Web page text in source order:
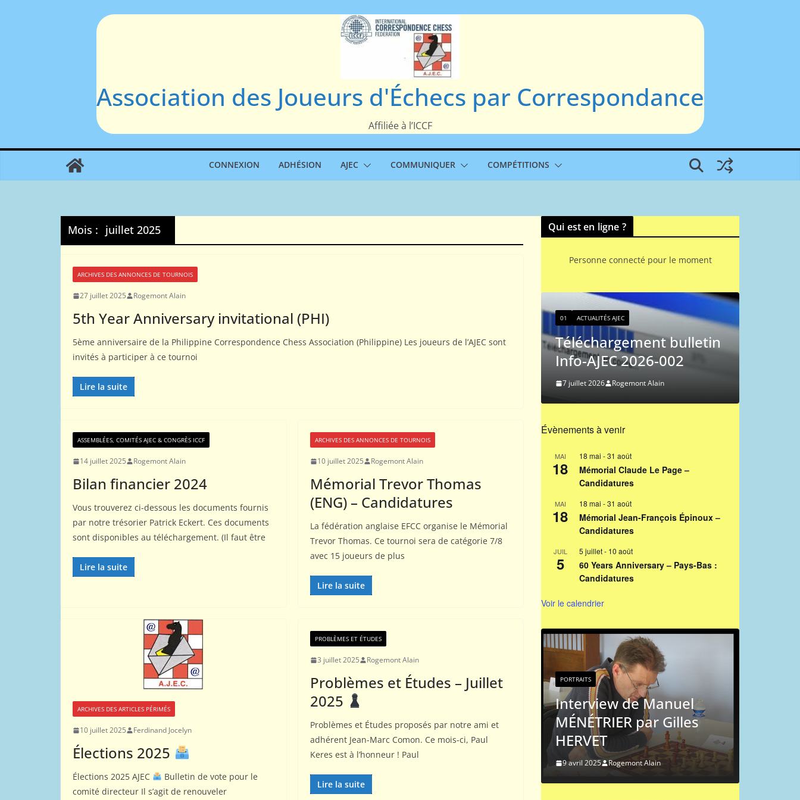
Association des Joueurs d'Échecs par Correspondance
Affiliée à l’ICCF
CONNEXION ADHÉSION AJEC COMMUNIQUER COMPÉTITIONS
Mois : juillet 2025
ARCHIVES DES ANNONCES DE TOURNOIS
27 juillet 2025 Rogemont Alain
5th Year Anniversary invitational (PHI)
5ème anniversaire de la Philippine Correspondence Chess Association (Philippine) Les joueurs de l’AJEC sont
invités à participer à ce tournoi
Lire la suite
ASSEMBLÉES, COMITÉS AJEC & CONGRÈS ICCF
14 juillet 2025 Rogemont Alain
Bilan financier 2024
Vous trouverez ci-dessous les documents fournis
par notre trésorier Patrick Eckert. Ces documents
sont disponibles au téléchargement. (Il faut être
Lire la suite
ARCHIVES DES ANNONCES DE TOURNOIS
10 juillet 2025 Rogemont Alain
Mémorial Trevor Thomas
(ENG) – Candidatures
La fédération anglaise EFCC organise le Mémorial
Trevor Thomas. Ce tournoi sera de catégorie 7/8
avec 15 joueurs de plus
Lire la suite
ARCHIVES DES ARTICLES PÉRIMÉS
10 juillet 2025 Ferdinand Jocelyn
Élections 2025
Élections 2025 AJEC
Bulletin de vote pour le
comité directeur Il s’agit de renouveler
PROBLÈMES ET ÉTUDES
3 juillet 2025 Rogemont Alain
Problèmes et Études – Juillet
2025
Problèmes et Études proposés par notre ami et
adhérent Jean-Marc Comon. Ce mois-ci, Paul
Keres est à l’honneur ! Paul
Lire la suite
Qui est en ligne ?
Personne connecté pour le moment
Comment tester le jeu
01 ACTUALITÉS AJEC
Téléchargement bulletin
Info-AJEC 2026-002
7 juillet 2026 Rogemont Alain
Évènements à venir
MAI
18
18 mai -31 août
Mémorial Claude Le Page –
Candidatures
MAI
18
18 mai -31 août
Mémorial Jean-François Épinoux –
Candidatures
JUIL
5
5 juillet- 10 août
60 Years Anniversary – Pays-Bas :
Candidatures
Voir le calendrier
Jacob Estrine (Champion
PORTRAITS
Interview de Manuel
MÉNÉTRIER par Gilles
HERVET
9 avril 2025 Rogemont Alain